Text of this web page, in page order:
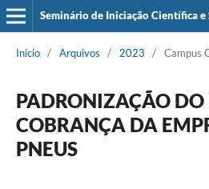
Início / Arquivos / 2023 / Campus
PADRONIZAÇÃO DO
COBRANÇA DA
PNEUS